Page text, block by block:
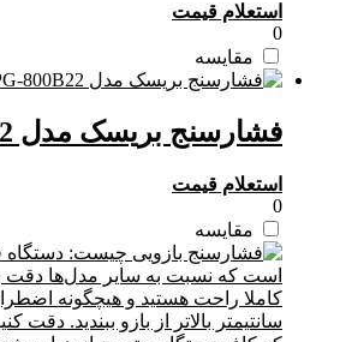
استعلام قیمت
0
مقایسه
فشارسنج بریسک مدل PG-800B22
استعلام قیمت
0
مقایسه